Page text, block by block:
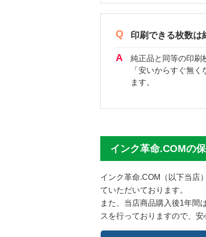
印刷できる枚数は
純正品と同等の印刷
「安いからすぐ無
ます。
インク革命.COMの
インク革命.COM（以下当店
ていただいております。
また、当店商品購入後1年間
スを行っておりますので、